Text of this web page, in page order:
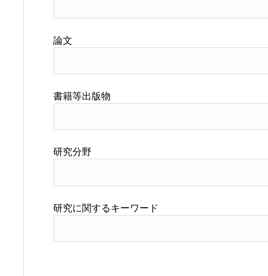
論文
書籍等出版物
研究分野
研究に関するキーワード